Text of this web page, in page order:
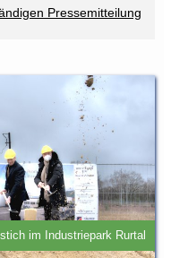
Pressemitteilung
im Industriepark Rurtal